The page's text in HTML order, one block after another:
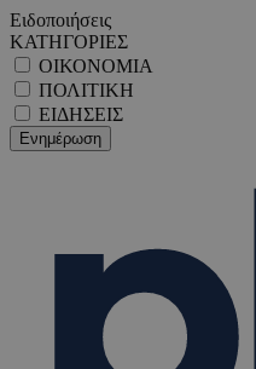
Ειδοποιήσεις
ΚΑΤΗΓΟΡΙΕΣ
ΟΙΚΟΝΟΜΙΑ
ΠΟΛΙΤΙΚΗ
ΕΙΔΗΣΕΙΣ